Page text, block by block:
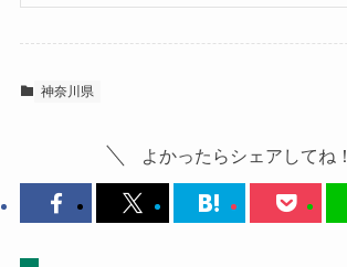
神奈川県
よかったらシェアしてね！